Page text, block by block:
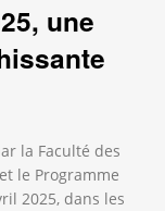
une
la Faculté des
le Programme
2025, dans les